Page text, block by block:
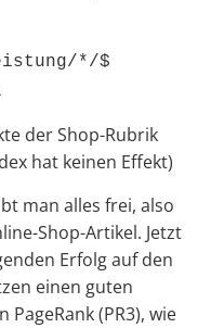
*/$
der Shop-Rubrik
hat keinen Effekt)
man alles frei, also
Shop-Artikel. Jetzt
Erfolg auf den
einen guten
PageRank (PR3), wie